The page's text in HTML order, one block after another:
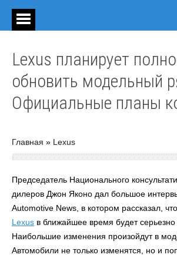
Lexus планирует
обновить модельный
Официальные планы
Главная » Lexus
Председатель Национального
дилеров Джон Яконо дал большое
Automotive News, в котором рассказал, что
Lexus в ближайшее время будет серьезно
Наибольшие изменения произойдут в
Автомобили не только изменятся, но и